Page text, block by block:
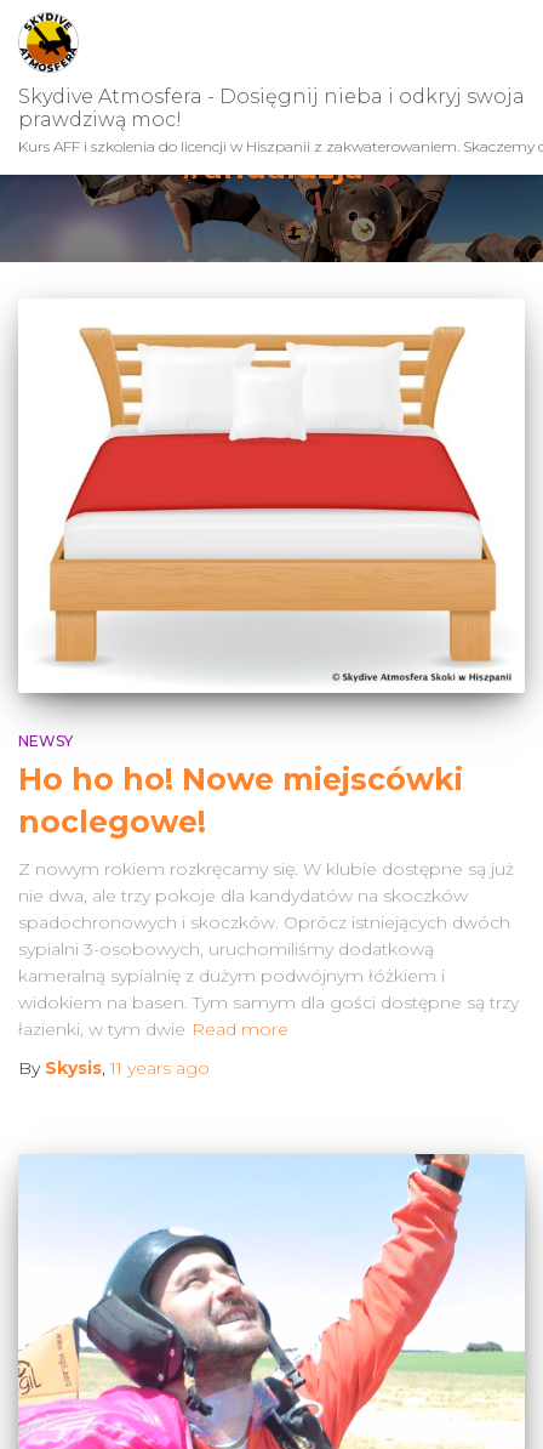
Skydive Atmosfera - Dosięgnij nieba i odkryj swoja
prawdziwą moc!
Kurs AFF i szkolenia do licencji w Hiszpanii z zakwaterowaniem. Skaczemy
#andaluzja
NEWSY
Ho ho ho! Nowe miejscówki
noclegowe!
Z nowym rokiem rozkręcamy się. W klubie dostępne są już
nie dwa, ale trzy pokoje dla kandydatów na skoczków
spadochronowych i skoczków. Oprócz istniejących dwóch
sypialni 3-osobowych, uruchomiliśmy dodatkową
kameralną sypialnię z dużym podwójnym łóżkiem i
widokiem na basen. Tym samym dla gości dostępne są trzy
łazienki, w tym dwie Read more
By Skysis,11 years ago